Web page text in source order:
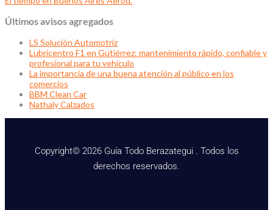
Últimos avisos agregados
LS Solución Automotriz
Lubricentro F1 en Gutiérrez: mantenimiento rápido, confiable y
profesional para tu vehículo
La importancia de una buena atención al público en los
comercios
BBM Clean Car
Nathaly Calzados
Copyright© 2026 Guía Todo Berazategui . Todos los
derechos reservados.